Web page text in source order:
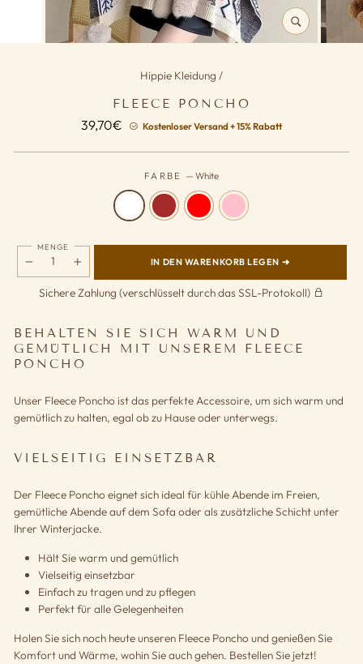
SCHLIESSEN (
ESC)
Hippie Kleidung /
FLEECE PONCHO
39,70€ Normaler
Kostenloser Versand + 15% Rabatt
FARBE — White
MENGE
IN DEN WARENKORB LEGEN ➜
Sichere Zahlung (verschlüsselt durch das SSL-Protokoll)
BEHALTEN SIE SICH WARM UND
GEMÜTLICH MIT UNSEREM FLEECE
PONCHO
Unser Fleece Poncho ist das perfekte Accessoire, um sich warm und
gemütlich zu halten, egal ob zu Hause oder unterwegs.
VIELSEITIG EINSETZBAR
Der Fleece Poncho eignet sich ideal für kühle Abende im Freien,
gemütliche Abende auf dem Sofa oder als zusätzliche Schicht unter
Ihrer Winterjacke.
Hält Sie warm und gemütlich
Vielseitig einsetzbar
Einfach zu tragen und zu pflegen
Perfekt für alle Gelegenheiten
Holen Sie sich noch heute unseren Fleece Poncho und genießen Sie
Komfort und Wärme, wohin Sie auch gehen. Bestellen Sie jetzt!